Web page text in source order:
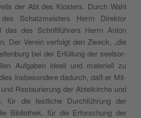
der Abt des Klosters. Durch Wahl
Schatzmeis­ters Her­rn Direk­tor
das des Schrift­führers Her­rn Anton
Der Vere­in ver­fol­gt den Zweck, „die
bei der Erfül­lung der seel­sor­
Auf­gaben ideell und materiell zu
ins­beson­dere dadurch, daß er Mit­
Restau­rierung der Abteikirche und
für die fes­tliche Durch­führung der
Bib­lio­thek, für die Erforschung der